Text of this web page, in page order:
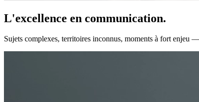
L'excellence en communication.
Sujets complexes, territoires inconnus, moments à fort enjeu